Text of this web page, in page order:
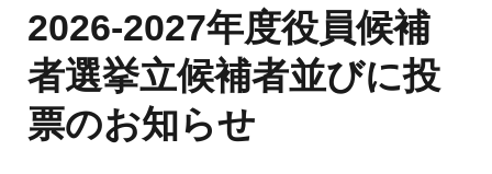
会頭挨拶
設立趣旨・活動概要
沿革・あゆみ
組織・名簿
委員会
規程・細則
学術集会・セミナー
開催予定のイベント一覧
年会
医療薬学公開シンポジウム
フレッシャーズ・カンファランス
学術誌・書籍
医療薬学
JPHCS（英文誌）
専門薬剤師制度
2026-2027年度役員候補
者選挙立候補者並びに投
票のお知らせ